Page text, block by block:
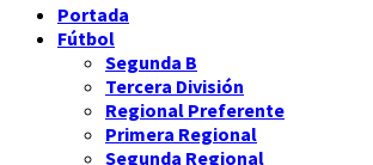
Portada
Fútbol
Segunda B
Tercera División
Regional Preferente
Primera Regional
Segunda Regional